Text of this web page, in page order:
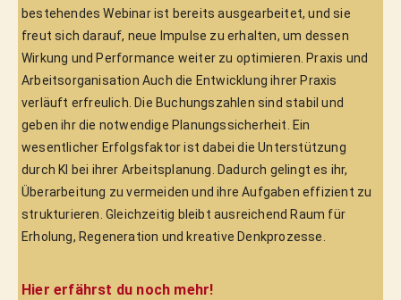
bestehendes Webinar ist bereits ausgearbeitet, und sie
freut sich darauf, neue Impulse zu erhalten, um dessen
Wirkung und Performance weiter zu optimieren. Praxis und
Arbeitsorganisation Auch die Entwicklung ihrer Praxis
verläuft erfreulich. Die Buchungszahlen sind stabil und
geben ihr die notwendige Planungssicherheit. Ein
wesentlicher Erfolgsfaktor ist dabei die Unterstützung
durch KI bei ihrer Arbeitsplanung. Dadurch gelingt es ihr,
Überarbeitung zu vermeiden und ihre Aufgaben effizient zu
strukturieren. Gleichzeitig bleibt ausreichend Raum für
Erholung, Regeneration und kreative Denkprozesse.
Hier erfährst du noch mehr!